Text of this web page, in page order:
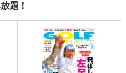
題！